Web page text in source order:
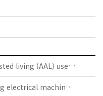
IEC TS 63134:2020 - Active assisted living (AAL) use cases
IEC 60034-5:2020 RLV - Rotating electrical machines - Part 5: Degrees of protection provided by the integral design of rotating electrical machines (IP code) - Classification